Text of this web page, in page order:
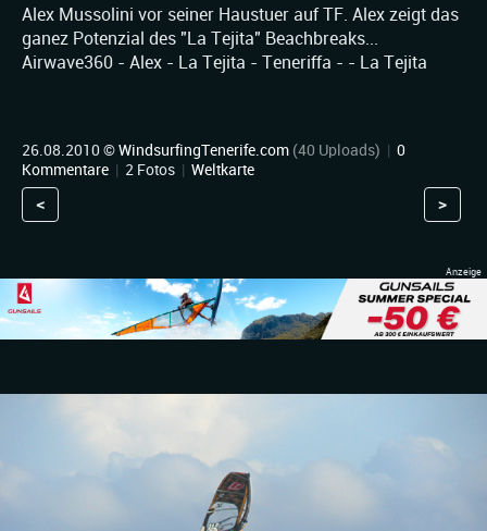
Alex Mussolini vor seiner Haustuer auf TF. Alex zeigt das
ganez Potenzial des "La Tejita" Beachbreaks...
Airwave360 - Alex - La Tejita - Teneriffa - - La Tejita
26.08.2010 ©WindsurfingTenerife.com (40 Uploads) | 0
Kommentare | 2 Fotos | Weltkarte
< >